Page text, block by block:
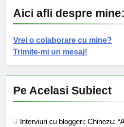
Aici afli despre mine:
Vrei o colaborare cu mine?
Trimite-mi un mesaj!
Pe Acelasi Subiect
Interviuri cu bloggeri: Chinezu: